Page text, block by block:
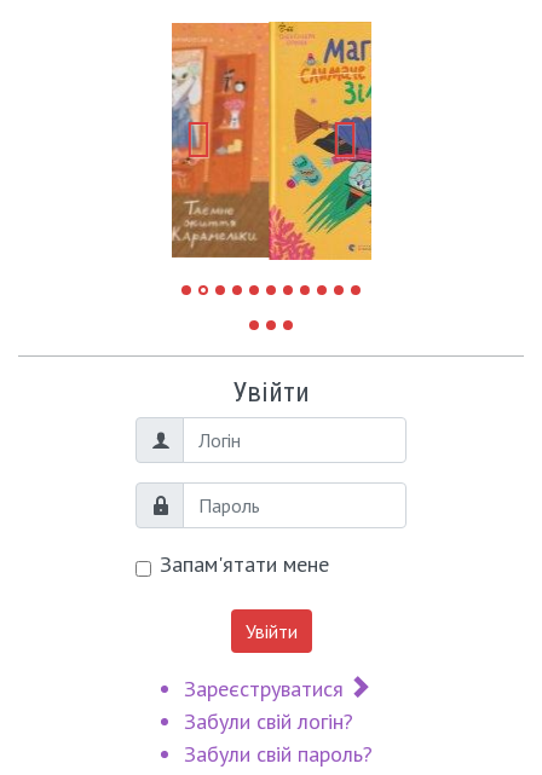
Увійти
Логін
Пароль
Запам'ятати мене
Увійти
Зареєструватися
Забули свій логін?
Забули свій пароль?